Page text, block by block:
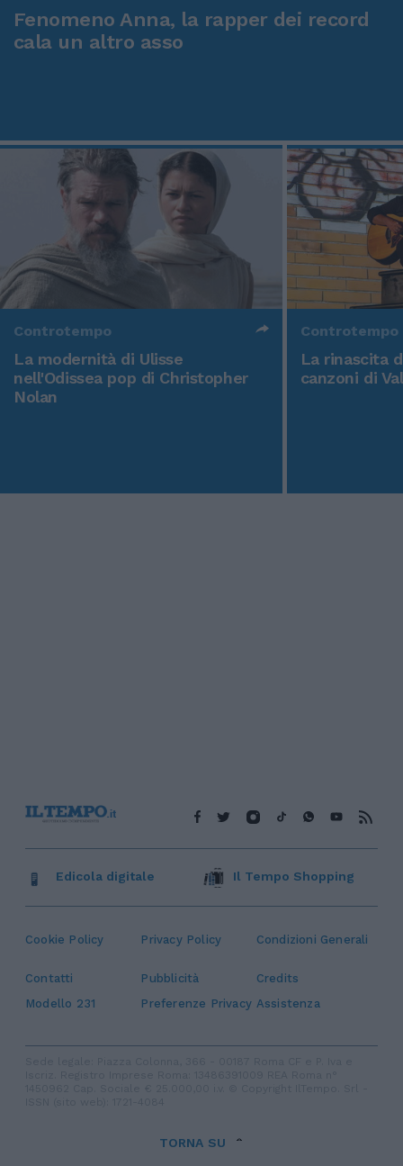
Fenomeno Anna, la rapper dei record
cala un altro asso
Controtempo
La modernità di Ulisse
nell'Odissea pop di Christopher
Nolan
Controtempo
La rinascita
canzoni di
Cookie Policy Privacy Policy Condizioni Generali
Contatti Pubblicità
Credits
Modello 231
Preferenze Privacy Assistenza
Edicola digitale Il Tempo Shopping
TORNA SU